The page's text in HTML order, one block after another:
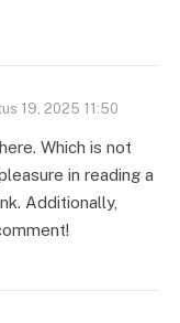
19, 2025 11:50
Which is not
in reading a
Additionally,